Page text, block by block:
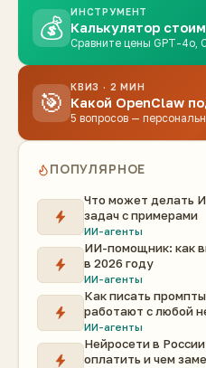
💰
ИНСТРУМЕНТ
Калькулятор
Сравните цены GPT-4o,
🎯
КВИЗ · 2 МИН
Какой OpenClaw
5 вопросов —
ПОПУЛЯРНОЕ
Что может делать
задач с примерами
ИИ-агенты
ИИ-помощник: как
в 2026 году
ИИ-агенты
Как писать
работают с любой
ИИ-агенты
Нейросети в
оплатить и чем